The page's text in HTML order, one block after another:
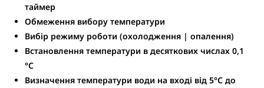
таймер
Обмеження вибору температури
Вибір режиму роботи (охолодження | опалення)
Встановлення температури в десяткових числах 0,1
°C
Визначення температури води на вході від 5°С до